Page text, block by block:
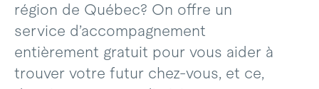
région de Québec? On offre un
service d’accompagnement
entièrement gratuit pour vous aider à
trouver votre futur chez-vous, et ce,